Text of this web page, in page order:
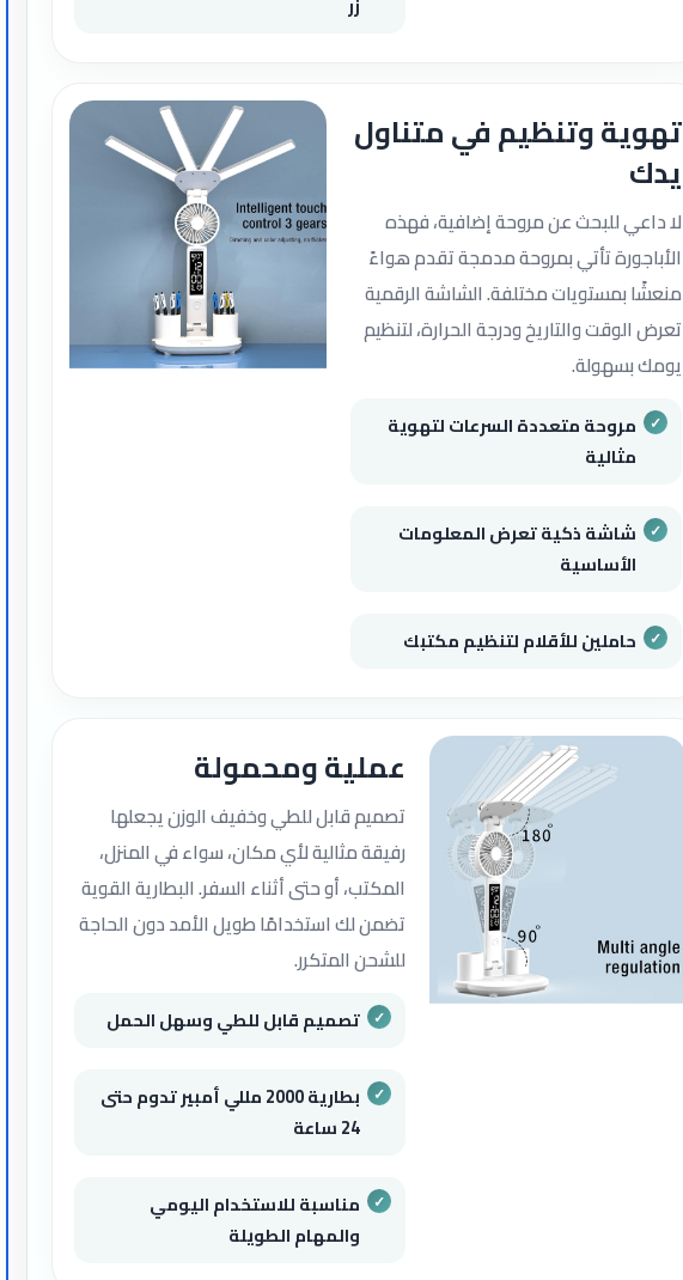
تهوية وتنظيم في متناول
يدك
لا داعي للبحث عن مروحة إضافية، فهذه
الأباجورة تأتي بمروحة مدمجة تقدم هواءً
منعشًا بمستويات مختلفة. الشاشة الرقمية
تعرض الوقت والتاريخ ودرجة الحرارة، لتنظيم
يومك بسهولة.
مروحة متعددة السرعات لتهوية
مثالية
شاشة ذكية تعرض المعلومات
الأساسية
حاملين للأقلام لتنظيم مكتبك
عملية ومحمولة
تصميم قابل للطي وخفيف الوزن يجعلها
رفيقة مثالية لأي مكان، سواء في المنزل،
المكتب، أو حتى أثناء السفر. البطارية القوية
تضمن لك استخدامًا طويل الأمد دون الحاجة
للشحن المتكرر.
تصميم قابل للطي وسهل الحمل
بطارية 2000 مللي أمبير تدوم حتى
24 ساعة
مناسبة للاستخدام اليومي
والمهام الطويلة